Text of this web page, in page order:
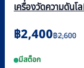
เครื่องวัดความดัน
฿2,600
Original
฿2,400
Current
มีสต็อก